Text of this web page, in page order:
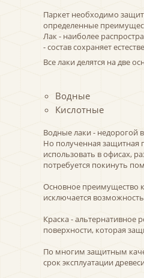
Паркет необходимо
определенные
Лак - наиболее
- состав сохраняет
Все лаки делятся на две
Водные
Кислотные
Водные лаки - недорогой
Но полученная защитная
использовать в офисах,
потребуется покинуть
Основное преимущество
исключается
Краска - альтернативное
поверхности, которая
По многим защитным
срок эксплуатации